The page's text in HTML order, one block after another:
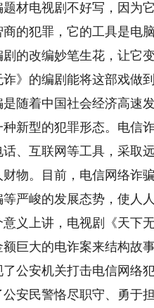
电视剧不好写，因为它
商的犯罪，它的工具是电
的改编妙笔生花，让它
》的编剧能将这部戏做
着中国社会经济高速发
新型的犯罪形态。电信
话、互联网等工具，采取
财物。目前，电信网络诈
严峻的发展态势，使人
义上讲，电视剧《天下
巨大的电诈案来结构故
公安机关打击电信网络
安民警恪尽职守、勇于